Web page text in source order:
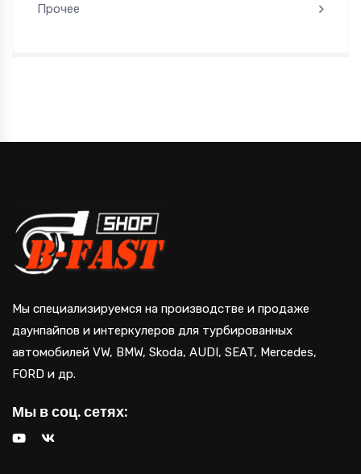
Прочее
Мы специализируемся на производстве и продаже
даунпайпов и интеркулеров для турбированных
автомобилей VW, BMW, Skoda, AUDI, SEAT, Mercedes,
FORD и др.
Мы в соц. сетях: